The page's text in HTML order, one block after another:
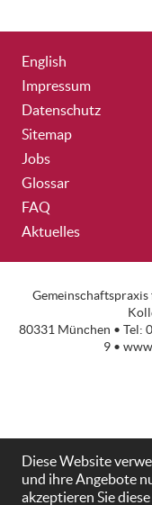
English
Impressum
Datenschutz
Sitemap
Jobs
Glossar
FAQ
Aktuelles
80331 München • Tel:
9 •
Diese Website
und ihre Angebote
akzeptieren Sie